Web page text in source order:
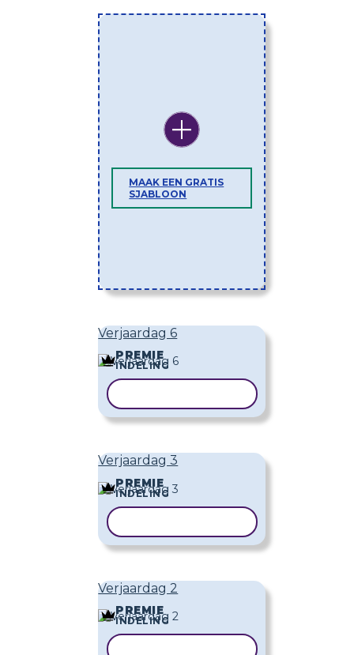
MAAK EEN GRATIS
SJABLOON
Verjaardag 6
PREMIE
INDELING
Verjaardag 3
PREMIE
INDELING
Verjaardag 2
PREMIE
INDELING